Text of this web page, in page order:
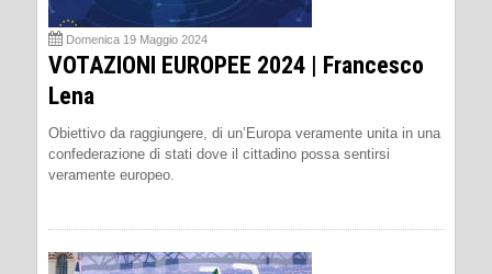
Domenica 19 Maggio 2024
VOTAZIONI EUROPEE 2024 | Francesco
Lena
Obiettivo da raggiungere, di un’Europa veramente unita in una
confederazione di stati dove il cittadino possa sentirsi
veramente europeo.